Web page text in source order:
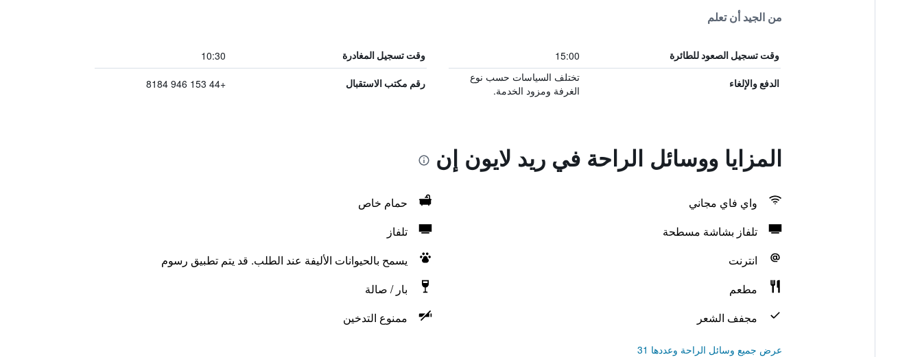
من الجيد أن تعلم
وقت تسجيل الصعود للطائرة 15:00 وقت تسجيل المغادرة 10:30
الدفع والإلغاء
تختلف السياسات حسب نوع
الغرفة ومزود الخدمة.
رقم مكتب الاستقبال +44 153 946 8184
المزايا ووسائل الراحة في ريد لايون إن
واي فاي مجاني
حمام خاص
تلفاز بشاشة مسطحة
تلفاز
انترنت
يسمح بالحيوانات الأليفة عند الطلب. قد يتم تطبيق رسوم
مطعم
بار / صالة
مجفف الشعر
ممنوع التدخين
عرض جميع وسائل الراحة وعددها 31